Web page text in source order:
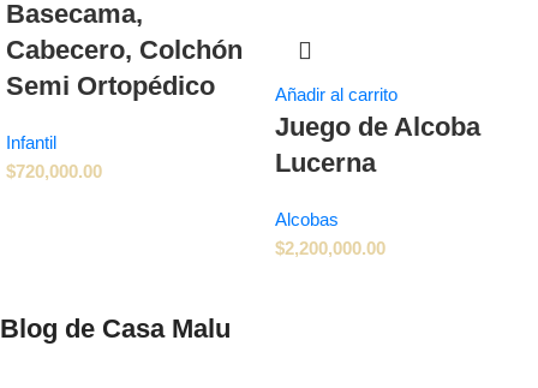
Basecama,
Cabecero, Colchón
Semi Ortopédico
Infantil
$720,000.00
Añadir al carrito
Juego de Alcoba
Lucerna
Alcobas
$2,200,000.00
Blog de Casa Malu